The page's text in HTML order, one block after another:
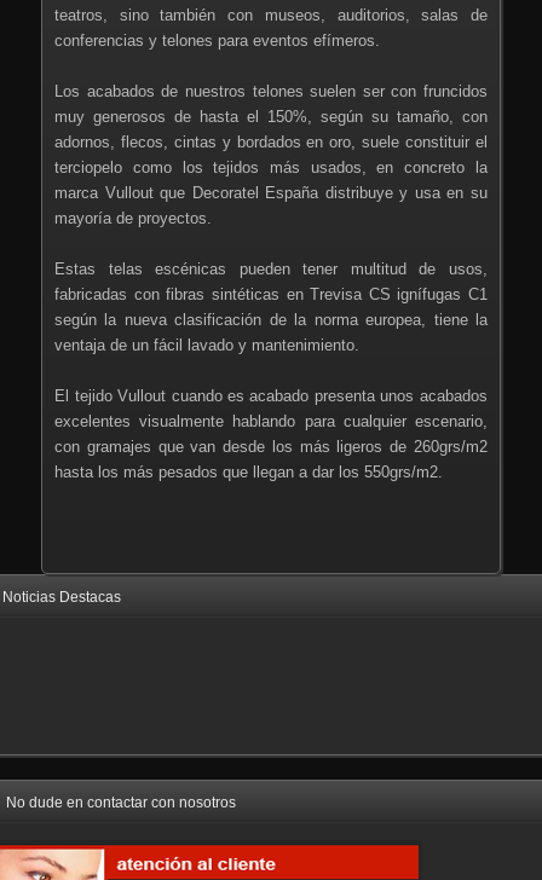
teatros, sino también con museos, auditorios, salas de
conferencias y telones para eventos efímeros.
Los acabados de nuestros telones suelen ser con fruncidos
muy generosos de hasta el 150%, según su tamaño, con
adornos, flecos, cintas y bordados en oro, suele constituir el
terciopelo como los tejidos más usados, en concreto la
marca Vullout que Decoratel España distribuye y usa en su
mayoría de proyectos.
Estas telas escénicas pueden tener multitud de usos,
fabricadas con fibras sintéticas en Trevisa CS ignífugas C1
según la nueva clasificación de la norma europea, tiene la
ventaja de un fácil lavado y mantenimiento.
El tejido Vullout cuando es acabado presenta unos acabados
excelentes visualmente hablando para cualquier escenario,
con gramajes que van desde los más ligeros de 260grs/m2
hasta los más pesados que llegan a dar los 550grs/m2.
Noticias Destacas
No dude en contactar con nosotros